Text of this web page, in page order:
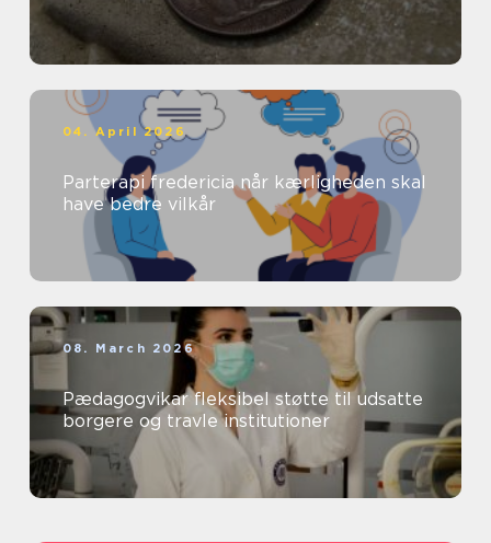
04. April 2026
Parterapi fredericia når kærligheden skal
have bedre vilkår
08. March 2026
Pædagogvikar fleksibel støtte til udsatte
borgere og travle institutioner